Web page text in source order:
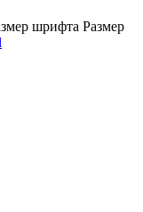
шрифта Размер